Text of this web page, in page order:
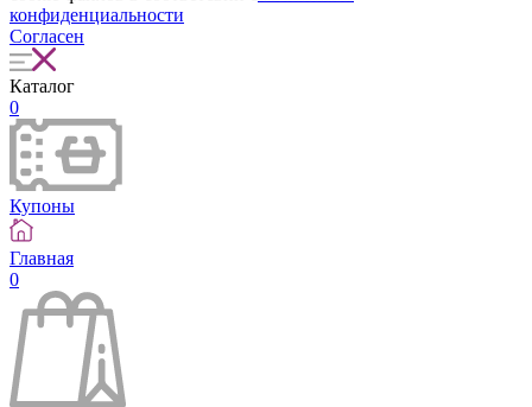
конфиденциальности
Согласен
Каталог
0
Купоны
Главная
0